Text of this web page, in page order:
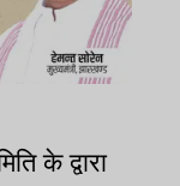
के द्वारा